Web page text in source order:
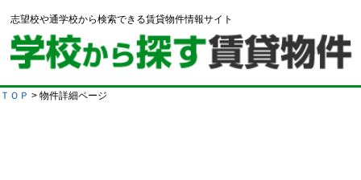
志望校や通学校から検索できる賃貸物件情報サイト
ＴＯＰ > 物件詳細ページ